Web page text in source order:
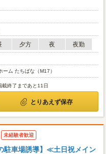
夕方 夜
夜勤
ム たちばな（M17）
載終了まであと11日
とりあえず保存
未経験者歓迎
駐車場誘導】≪土日祝メイン